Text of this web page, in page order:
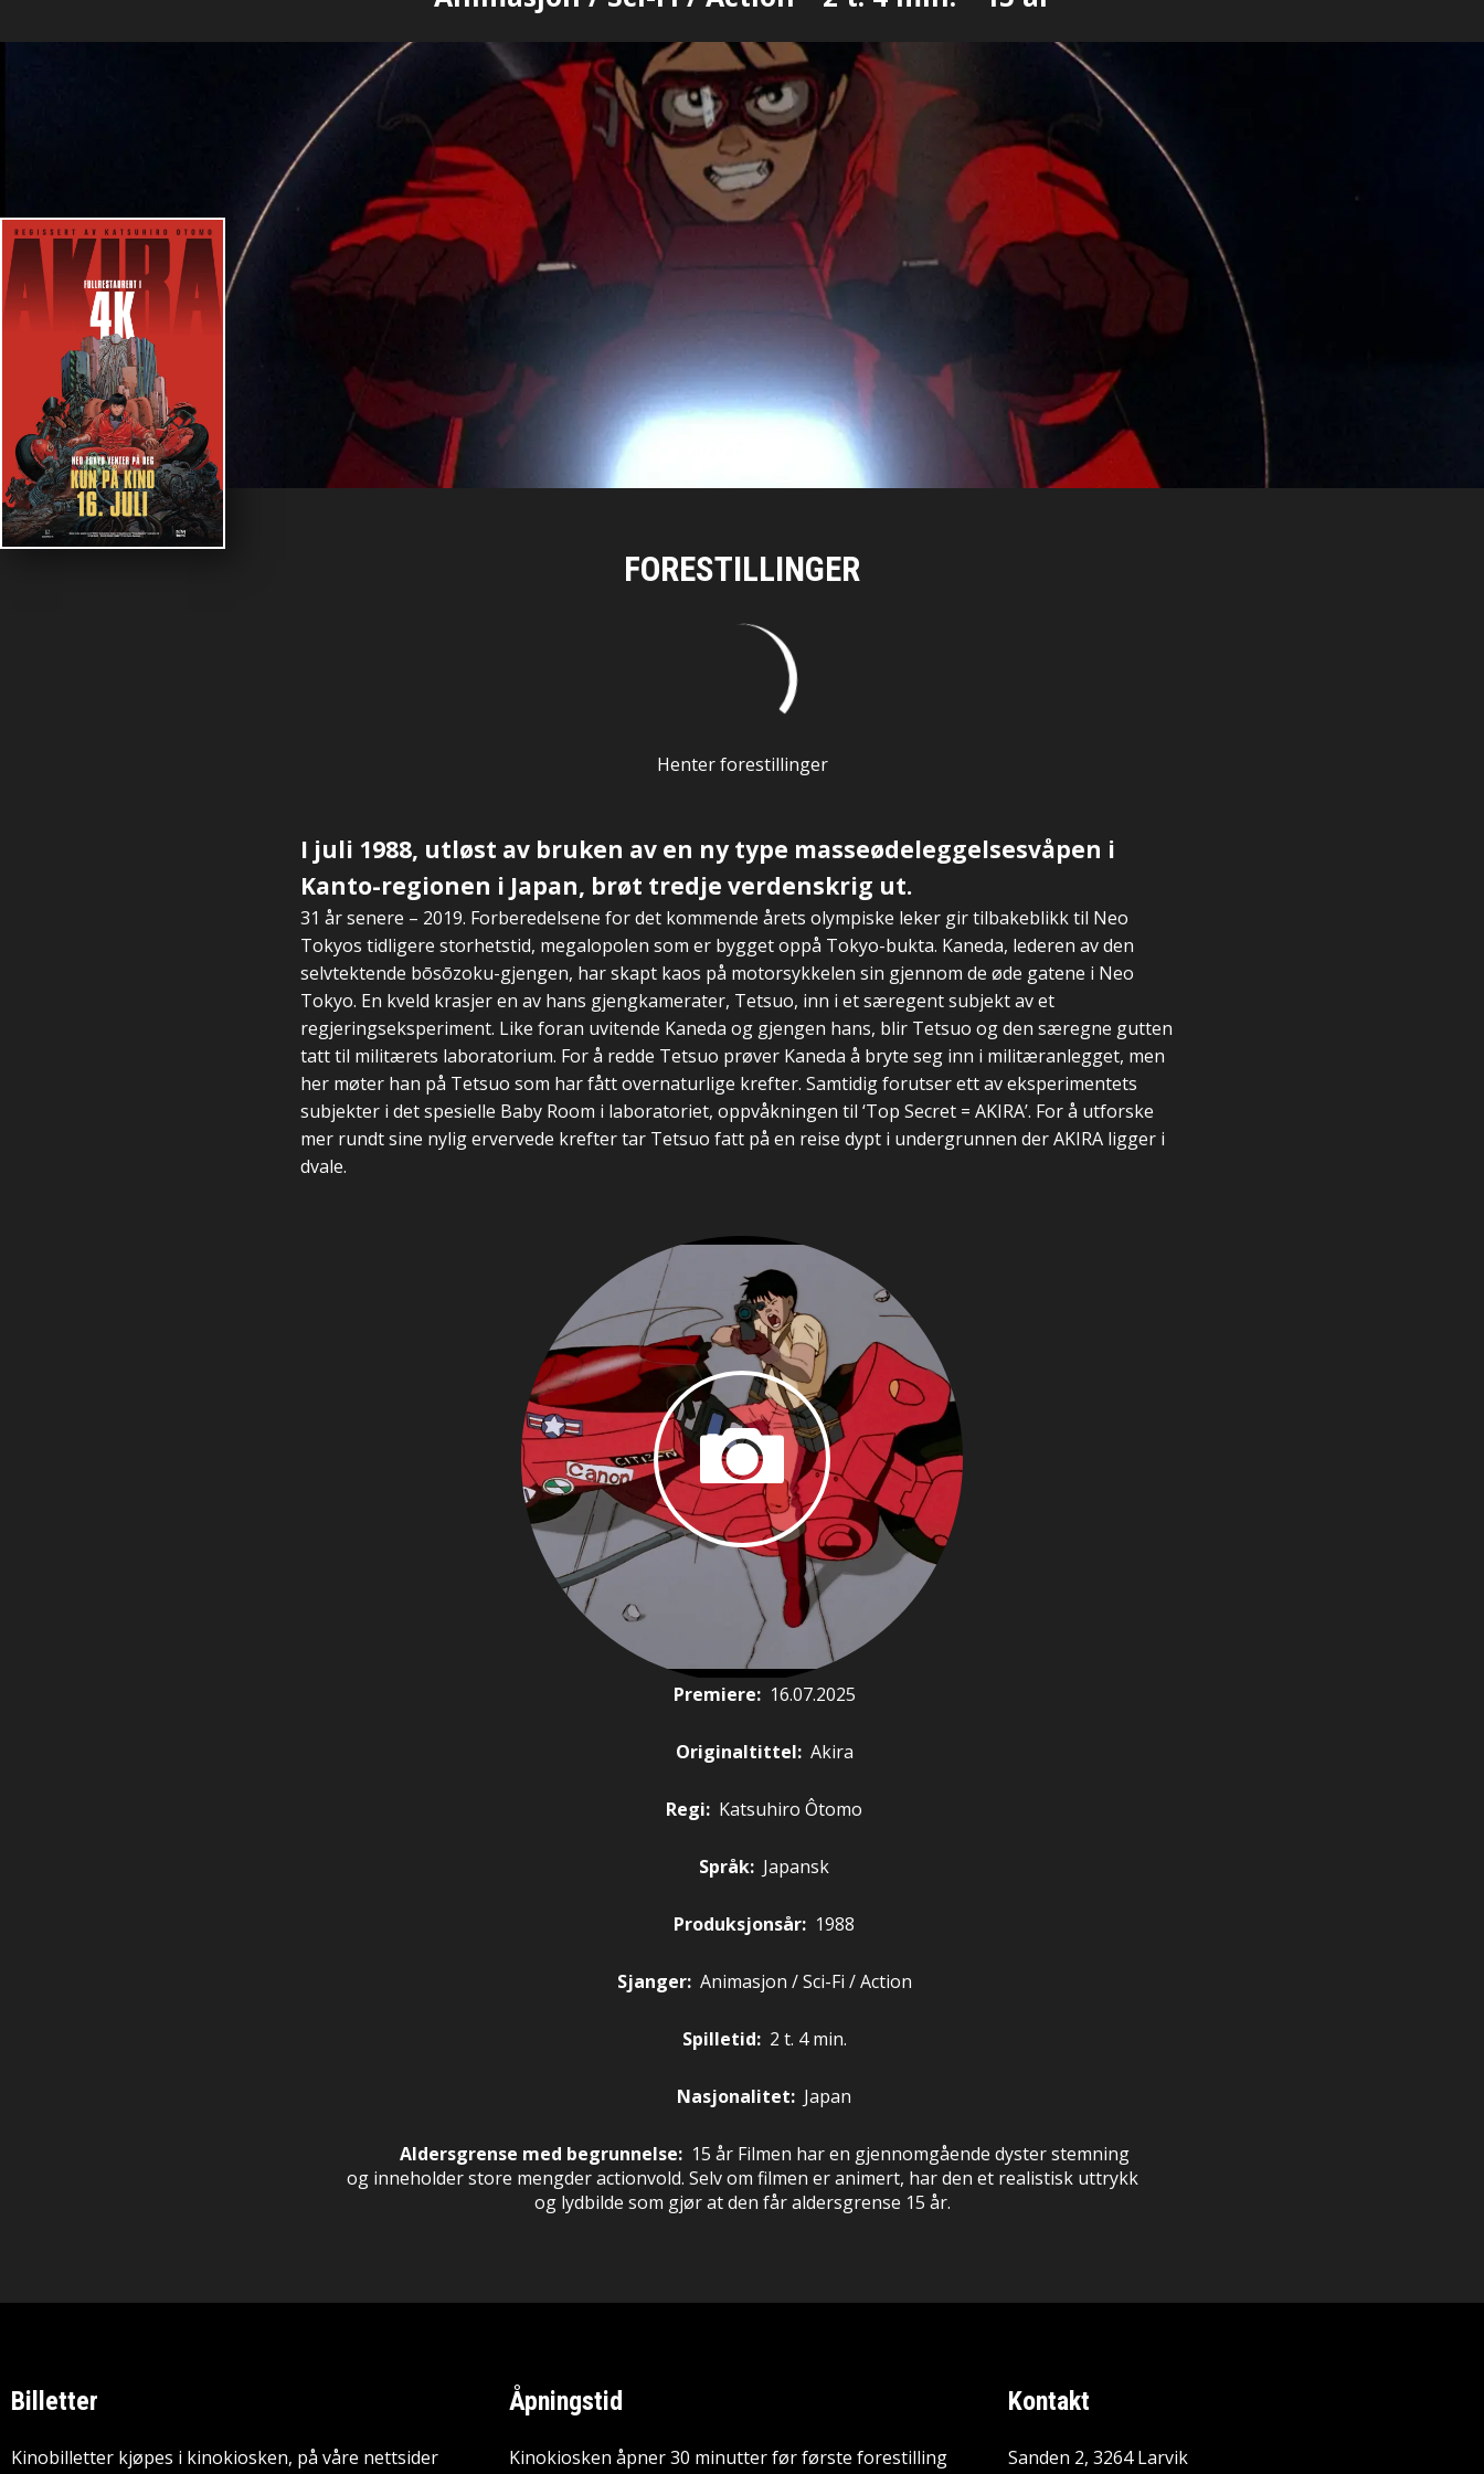
FORESTILLINGER
Henter forestillinger
I juli 1988, utløst av bruken av en ny type masseødeleggelsesvåpen i
Kanto-regionen i Japan, brøt tredje verdenskrig ut.
31 år senere – 2019. Forberedelsene for det kommende årets olympiske leker gir tilbakeblikk til Neo
Tokyos tidligere storhetstid, megalopolen som er bygget oppå Tokyo-bukta. Kaneda, lederen av den
selvtektende bōsōzoku-gjengen, har skapt kaos på motorsykkelen sin gjennom de øde gatene i Neo
Tokyo. En kveld krasjer en av hans gjengkamerater, Tetsuo, inn i et særegent subjekt av et
regjeringseksperiment. Like foran uvitende Kaneda og gjengen hans, blir Tetsuo og den særegne gutten
tatt til militærets laboratorium. For å redde Tetsuo prøver Kaneda å bryte seg inn i militæranlegget, men
her møter han på Tetsuo som har fått overnaturlige krefter. Samtidig forutser ett av eksperimentets
subjekter i det spesielle Baby Room i laboratoriet, oppvåkningen til ‘Top Secret = AKIRA’. For å utforske
mer rundt sine nylig ervervede krefter tar Tetsuo fatt på en reise dypt i undergrunnen der AKIRA ligger i
dvale.
Premiere: 16.07.2025
Originaltittel: Akira
Regi: Katsuhiro Ôtomo
Språk: Japansk
Produksjonsår: 1988
Sjanger: Animasjon / Sci-Fi / Action
Spilletid: 2 t. 4 min.
Nasjonalitet: Japan
Aldersgrense med begrunnelse: 15 år Filmen har en gjennomgående dyster stemning
og inneholder store mengder actionvold. Selv om filmen er animert, har den et realistisk uttrykk
og lydbilde som gjør at den får aldersgrense 15 år.
Billetter
Kinobilletter kjøpes i kinokiosken, på våre nettsider
Åpningstid
Kinokiosken åpner 30 minutter før første forestilling
Kontakt
Sanden 2, 3264 Larvik